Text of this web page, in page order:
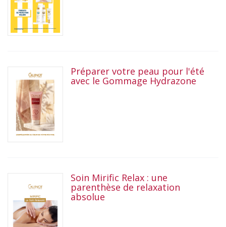
Préparer votre peau pour l'été
avec le Gommage Hydrazone
Soin Mirific Relax : une
parenthèse de relaxation
absolue